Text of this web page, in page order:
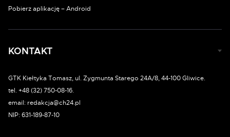
Pobierz aplikację – Android
KONTAKT
GTK Kiełtyka Tomasz, ul. Zygmunta Starego 24A/8, 44-100 Gliwice.
tel. +48 (32) 750-08-16.
email: redakcja@ch24.pl
NIP: 631-189-87-10